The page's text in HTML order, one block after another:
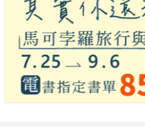
身心靈的影響，更重要的是如何
風暴中安然脫身，而且可以讓雙
愛！
◆一分鐘情緒勒索測驗，發現
心之所向，同時拒絕情緒的牽